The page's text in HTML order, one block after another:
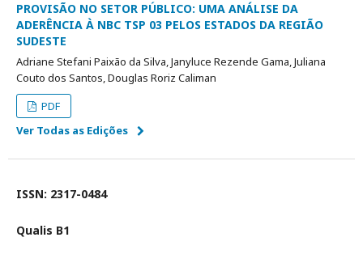
PROVISÃO NO SETOR PÚBLICO: UMA ANÁLISE DA
ADERÊNCIA À NBC TSP 03 PELOS ESTADOS DA REGIÃO
SUDESTE
Adriane Stefani Paixão da Silva, Janyluce Rezende Gama, Juliana
Couto dos Santos, Douglas Roriz Caliman
PDF
Ver Todas as Edições
ISSN: 2317-0484
Qualis B1